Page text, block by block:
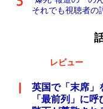
それでも視聴者の
レビュー
英国で「末席」
「最前列」に